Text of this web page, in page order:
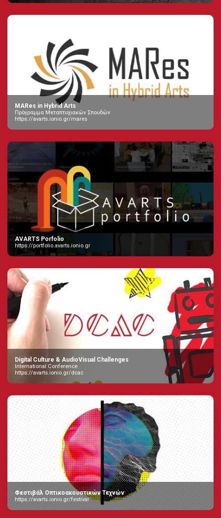
MARes in Hybrid Arts
Πρόγραμμα Μεταπτυχιακών Σπουδών
https://avarts.ionio.gr/mares
AVARTS Porfolio
https://portfolio.avarts.ionio.gr
Digital Culture & AudioVisual Challenges
International Conference
https://avarts.ionio.gr/dcac
Φεστιβάλ Οπτικοακουστικών Τεχνών
https://avarts.ionio.gr/festival